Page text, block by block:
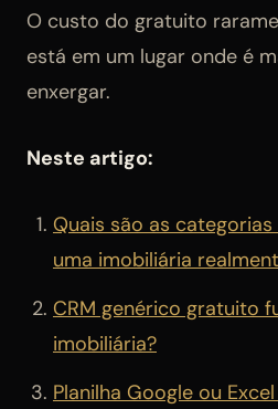
O custo do gratuito
está em um lugar onde é
enxergar.
Neste artigo:
Quais são as
uma imobiliária
CRM genérico gratuito
imobiliária?
Planilha Google ou